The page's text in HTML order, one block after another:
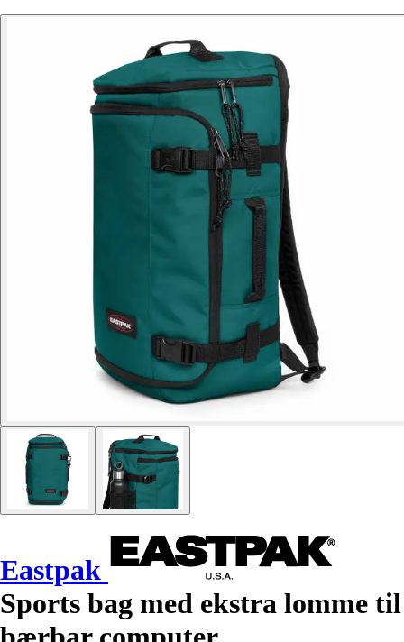
Eastpak
Sports bag med ekstra lomme til